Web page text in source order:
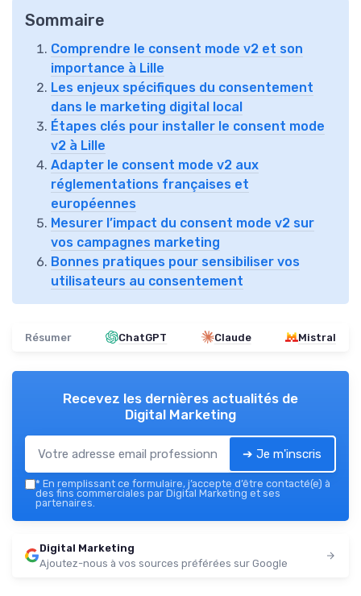
Sommaire
Comprendre le consent mode v2 et son
importance à Lille
Les enjeux spécifiques du consentement
dans le marketing digital local
Étapes clés pour installer le consent mode
v2 à Lille
Adapter le consent mode v2 aux
réglementations françaises et
européennes
Mesurer l’impact du consent mode v2 sur
vos campagnes marketing
Bonnes pratiques pour sensibiliser vos
utilisateurs au consentement
Résumer ChatGPT Claude Mistral
Recevez les dernières actualités de
Digital Marketing
➔ Je m'inscris
* En remplissant ce formulaire, j’accepte d’être contacté(e) à
des fins commerciales par Digital Marketing et ses
partenaires.
Digital Marketing
Ajoutez-nous à vos sources préférées sur Google